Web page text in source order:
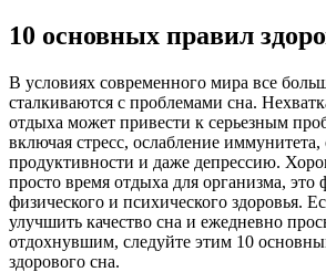
10 основных правил
В условиях современного мира все
сталкиваются с проблемами сна.
отдыха может привести к серьезным
включая стресс, ослабление
продуктивности и даже депрессию.
просто время отдыха для организма, это
физического и психического здоровья.
улучшить качество сна и ежедневно
отдохнувшим, следуйте этим 10
здорового сна.